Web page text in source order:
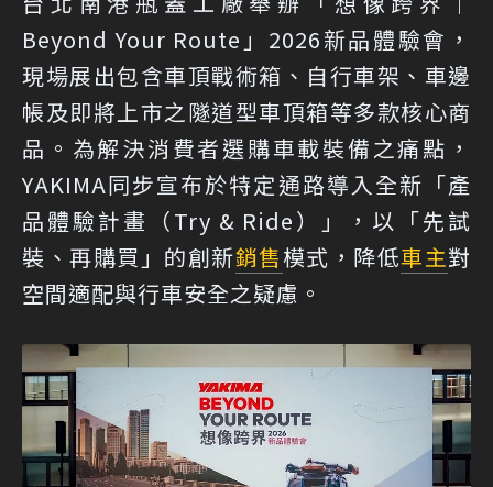
Beyond Your Route」2026新品體驗會，
現場展出包含車頂戰術箱、自行車架、車邊
帳及即將上市之隧道型車頂箱等多款核心商
品。為解決消費者選購車載裝備之痛點，
YAKIMA同步宣布於特定通路導入全新「產
品體驗計畫（Try & Ride）」，以「先試
裝、再購買」的創新銷售模式，降低車主對
空間適配與行車安全之疑慮。